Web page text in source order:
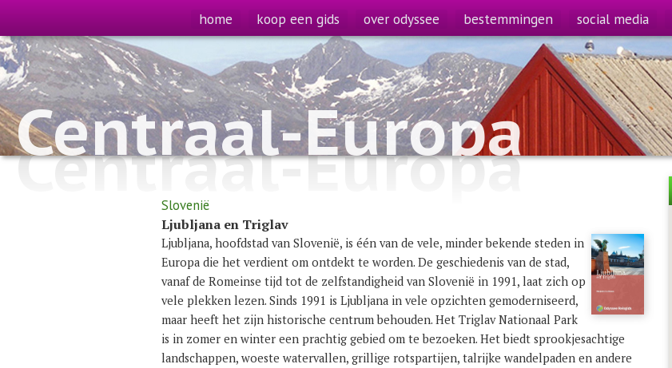
home koop een gids over odyssee bestemmingen social media
Centraal-Europa
Centraal-Europa
Slovenië
Ljubljana en Triglav
Ljubljana, hoofdstad van Slovenië, is één van de vele, minder bekende steden in
Europa die het verdient om ontdekt te worden. De geschiedenis van de stad,
vanaf de Romeinse tijd tot de zelfstandigheid van Slovenië in 1991, laat zich op
vele plekken lezen. Sinds 1991 is Ljubljana in vele opzichten gemoderniseerd,
maar heeft het zijn historische centrum behouden. Het Triglav Nationaal Park
is in zomer en winter een prachtig gebied om te bezoeken. Het biedt sprookjesachtige
landschappen, woeste watervallen, grillige rotspartijen, talrijke wandelpaden en andere